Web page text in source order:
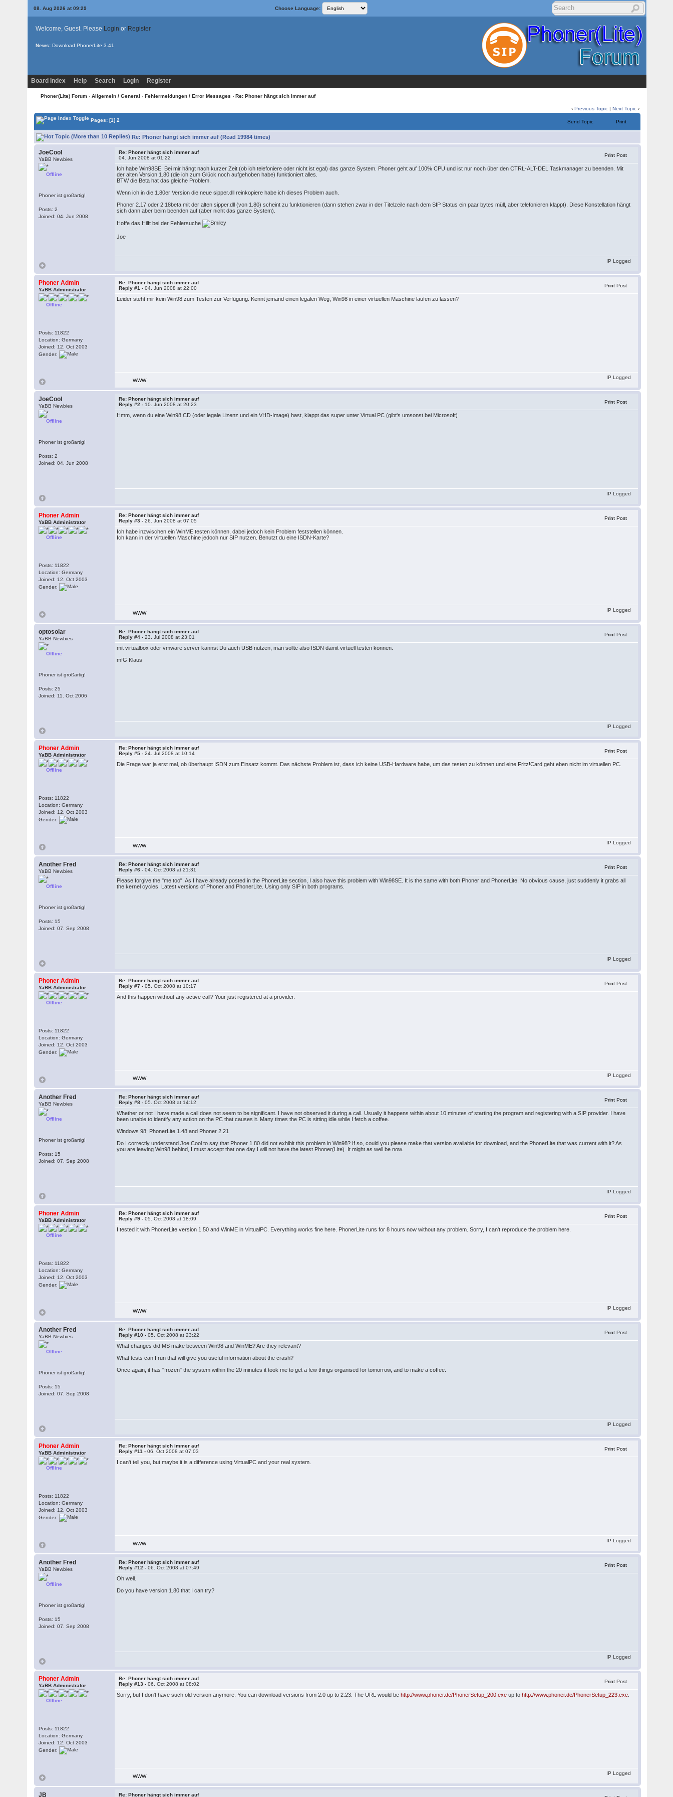
08. Aug 2026 at 09:29 Choose Language:
Welcome, Guest. Please Login or Register
News: Download PhonerLite 3.41
Board Index Help Search Login Register
Phoner(Lite) Forum › Allgemein / General › Fehlermeldungen / Error Messages › Re: Phoner hängt sich immer auf
‹Previous Topic |Next Topic ›
Pages:[1] 2 Send Topic Print
Re: Phoner hängt sich immer auf (Read 19984 times)
JoeCool
YaBB Newbies
Offline
Phoner ist großartig!
Posts: 2
Joined: 04. Jun 2008
Re: Phoner hängt sich immer auf
04. Jun 2008 at 01:22
Print Post
Ich habe Win98SE. Bei mir hängt nach kurzer Zeit (ob ich telefoniere oder nicht ist egal) das ganze System. Phoner geht auf 100% CPU und ist nur noch über den CTRL-ALT-DEL Taskmanager zu beenden. Mit
der alten Version 1.80 (die ich zum Glück noch aufgehoben habe) funktioniert alles.
BTW die Beta hat das gleiche Problem.
Wenn ich in die 1.80er Version die neue sipper.dll reinkopiere habe ich dieses Problem auch.
Phoner 2.17 oder 2.18beta mit der alten sipper.dll (von 1.80) scheint zu funktionieren (dann stehen zwar in der Titelzeile nach dem SIP Status ein paar bytes müll, aber telefonieren klappt). Diese Konstellation hängt
sich dann aber beim beenden auf (aber nicht das ganze System).
Hoffe das Hilft bei der Fehlersuche
Joe
IP Logged
Phoner Admin
YaBB Administrator
Offline
Posts: 11822
Location: Germany
Joined: 12. Oct 2003
Gender:
Re: Phoner hängt sich immer auf
Reply #1 -04. Jun 2008 at 22:00 Print Post
Leider steht mir kein Win98 zum Testen zur Verfügung. Kennt jemand einen legalen Weg, Win98 in einer virtuellen Maschine laufen zu lassen?
WWW
IP Logged
JoeCool
YaBB Newbies
Offline
Phoner ist großartig!
Posts: 2
Joined: 04. Jun 2008
Re: Phoner hängt sich immer auf
Reply #2 - 10. Jun 2008 at 20:23 Print Post
Hmm, wenn du eine Win98 CD (oder legale Lizenz und ein VHD-Image) hast, klappt das super unter Virtual PC (gibt's umsonst bei Microsoft)
IP Logged
Phoner Admin
YaBB Administrator
Offline
Posts: 11822
Location: Germany
Joined: 12. Oct 2003
Gender:
Re: Phoner hängt sich immer auf
Reply #3 -26. Jun 2008 at 07:05 Print Post
Ich habe inzwischen ein WinME testen können, dabei jedoch kein Problem feststellen können.
Ich kann in der virtuellen Maschine jedoch nur SIP nutzen. Benutzt du eine ISDN-Karte?
WWW
IP Logged
optosolar
YaBB Newbies
Offline
Phoner ist großartig!
Posts: 25
Joined: 11. Oct 2006
Re: Phoner hängt sich immer auf
Reply #4 -23. Jul 2008 at 23:01 Print Post
mit virtualbox oder vmware server kannst Du auch USB nutzen, man sollte also ISDN damit virtuell testen können.
mfG Klaus
IP Logged
Phoner Admin
YaBB Administrator
Offline
Posts: 11822
Location: Germany
Joined: 12. Oct 2003
Gender:
Re: Phoner hängt sich immer auf
Reply #5 -24. Jul 2008 at 10:14 Print Post
Die Frage war ja erst mal, ob überhaupt ISDN zum Einsatz kommt. Das nächste Problem ist, dass ich keine USB-Hardware habe, um das testen zu können und eine Fritz!Card geht eben nicht im virtuellen PC.
WWW
IP Logged
Another Fred
YaBB Newbies
Offline
Phoner ist großartig!
Posts: 15
Joined: 07. Sep 2008
Re: Phoner hängt sich immer auf
Reply #6 -04. Oct 2008 at 21:31 Print Post
Please forgive the "me too". As I have already posted in the PhonerLite section, I also have this problem with Win98SE. It is the same with both Phoner and PhonerLite. No obvious cause, just suddenly it grabs all
the kernel cycles. Latest versions of Phoner and PhonerLite. Using only SIP in both programs.
IP Logged
Phoner Admin
YaBB Administrator
Offline
Posts: 11822
Location: Germany
Joined: 12. Oct 2003
Gender:
Re: Phoner hängt sich immer auf
Reply #7 -05. Oct 2008 at 10:17 Print Post
And this happen without any active call? Your just registered at a provider.
WWW
IP Logged
Another Fred
YaBB Newbies
Offline
Phoner ist großartig!
Posts: 15
Joined: 07. Sep 2008
Re: Phoner hängt sich immer auf
Reply #8 -05. Oct 2008 at 14:12 Print Post
Whether or not I have made a call does not seem to be significant. I have not observed it during a call. Usually it happens within about 10 minutes of starting the program and registering with a SIP provider. I have
been unable to identify any action on the PC that causes it. Many times the PC is sitting idle while I fetch a coffee.
Windows 98; PhonerLite 1.48 and Phoner 2.21
Do I correctly understand Joe Cool to say that Phoner 1.80 did not exhibit this problem in Win98? If so, could you please make that version available for download, and the PhonerLite that was current with it? As
you are leaving Win98 behind, I must accept that one day I will not have the latest Phoner(Lite). It might as well be now.
IP Logged
Phoner Admin
YaBB Administrator
Offline
Posts: 11822
Location: Germany
Joined: 12. Oct 2003
Gender:
Re: Phoner hängt sich immer auf
Reply #9 -05. Oct 2008 at 18:09 Print Post
I tested it with PhonerLite version 1.50 and WinME in VirtualPC. Everything works fine here. PhonerLite runs for 8 hours now without any problem. Sorry, I can't reproduce the problem here.
WWW
IP Logged
Another Fred
YaBB Newbies
Offline
Phoner ist großartig!
Posts: 15
Joined: 07. Sep 2008
Re: Phoner hängt sich immer auf
Reply #10 -05. Oct 2008 at 23:22 Print Post
What changes did MS make between Win98 and WinME? Are they relevant?
What tests can I run that will give you useful information about the crash?
Once again, it has "frozen" the system within the 20 minutes it took me to get a few things organised for tomorrow, and to make a coffee.
IP Logged
Phoner Admin
YaBB Administrator
Offline
Posts: 11822
Location: Germany
Joined: 12. Oct 2003
Gender:
Re: Phoner hängt sich immer auf
Reply #11 -06. Oct 2008 at 07:03 Print Post
I can't tell you, but maybe it is a difference using VirtualPC and your real system.
WWW
IP Logged
Another Fred
YaBB Newbies
Offline
Phoner ist großartig!
Posts: 15
Joined: 07. Sep 2008
Re: Phoner hängt sich immer auf
Reply #12 -06. Oct 2008 at 07:49 Print Post
Oh well.
Do you have version 1.80 that I can try?
IP Logged
Phoner Admin
YaBB Administrator
Offline
Posts: 11822
Location: Germany
Joined: 12. Oct 2003
Gender:
Re: Phoner hängt sich immer auf
Reply #13 -06. Oct 2008 at 08:02 Print Post
Sorry, but I don't have such old version anymore. You can download versions from 2.0 up to 2.23. The URL would behttp://www.phoner.de/PhonerSetup_200.exe up tohttp://www.phoner.de/PhonerSetup_223.exe
WWW
IP Logged
JB Re: Phoner hängt sich immer auf